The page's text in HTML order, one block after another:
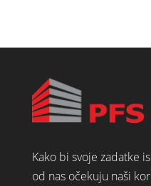
Kako bi svoje zadatke
od nas očekuju naši